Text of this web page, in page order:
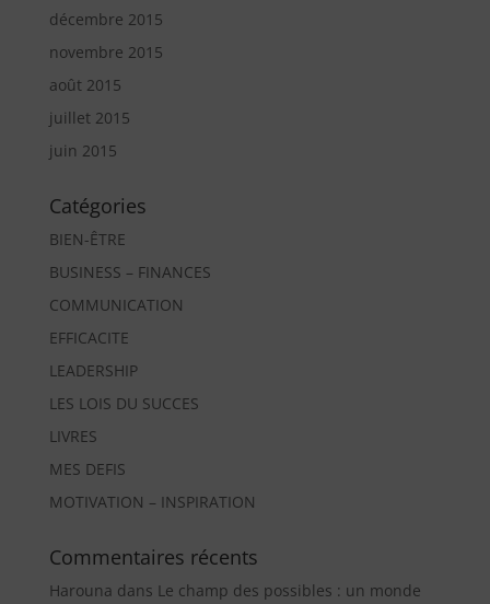
décembre 2015
novembre 2015
août 2015
juillet 2015
juin 2015
Catégories
BIEN-ÊTRE
BUSINESS – FINANCES
COMMUNICATION
EFFICACITE
LEADERSHIP
LES LOIS DU SUCCES
LIVRES
MES DEFIS
MOTIVATION – INSPIRATION
Commentaires récents
Harouna dans Le champ des possibles : un monde